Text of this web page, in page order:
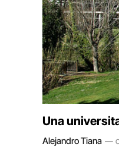
Una
Alejandro Tiana